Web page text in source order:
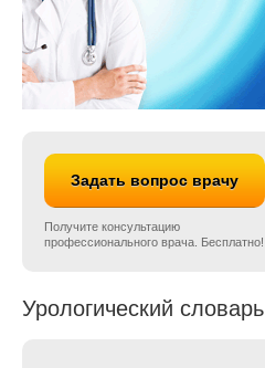
Задать вопрос врачу
Получите консультацию
профессионального врача. Бесплатно!
Урологический словарь